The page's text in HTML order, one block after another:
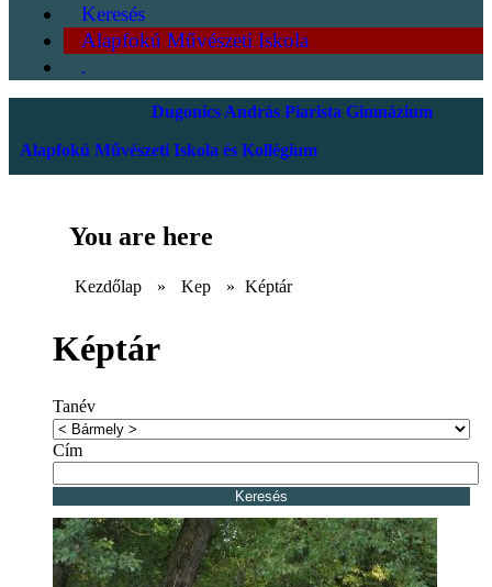
Keresés
Alapfokú Művészeti Iskola
.
Dugonics András Piarista Gimnázium
Alapfokú Művészeti Iskola és Kollégium
You are here
Kezdőlap » Kep » Képtár
Képtár
Tanév
Cím